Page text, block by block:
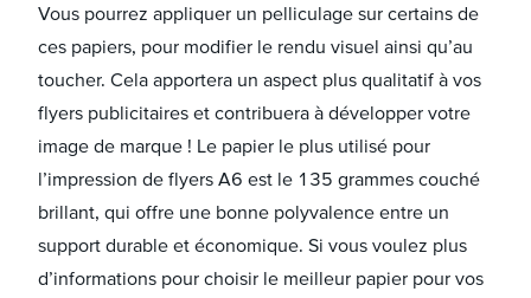
Vous pourrez appliquer un pelliculage sur certains de
ces papiers, pour modifier le rendu visuel ainsi qu’au
toucher. Cela apportera un aspect plus qualitatif à vos
flyers publicitaires et contribuera à développer votre
image de marque ! Le papier le plus utilisé pour
l’impression de flyers A6 est le 135 grammes couché
brillant, qui offre une bonne polyvalence entre un
support durable et économique. Si vous voulez plus
d’informations pour choisir le meilleur papier pour vos